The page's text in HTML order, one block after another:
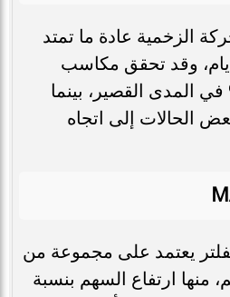
الزخمية عادة ما تمتد
وقد تحقق مكاسب
بين 8% و20% في المدى القصير، بينما
الحالات إلى اتجاه
يعتمد على مجموعة من
منها ارتفاع السهم بنسبة